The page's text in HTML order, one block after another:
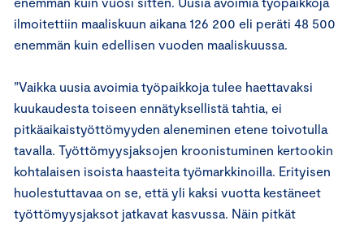
ilmoitettiin maaliskuun aikana 126 200 eli peräti 48 500
enemmän kuin edellisen vuoden maaliskuussa.
”Vaikka uusia avoimia työpaikkoja tulee haettavaksi
kuukaudesta toiseen ennätyksellistä tahtia, ei
pitkäaikaistyöttömyyden aleneminen etene toivotulla
tavalla. Työttömyysjaksojen kroonistuminen kertookin
kohtalaisen isoista haasteita työmarkkinoilla. Erityisen
huolestuttavaa on se, että yli kaksi vuotta kestäneet
työttömyysjaksot jatkavat kasvussa. Näin pitkät